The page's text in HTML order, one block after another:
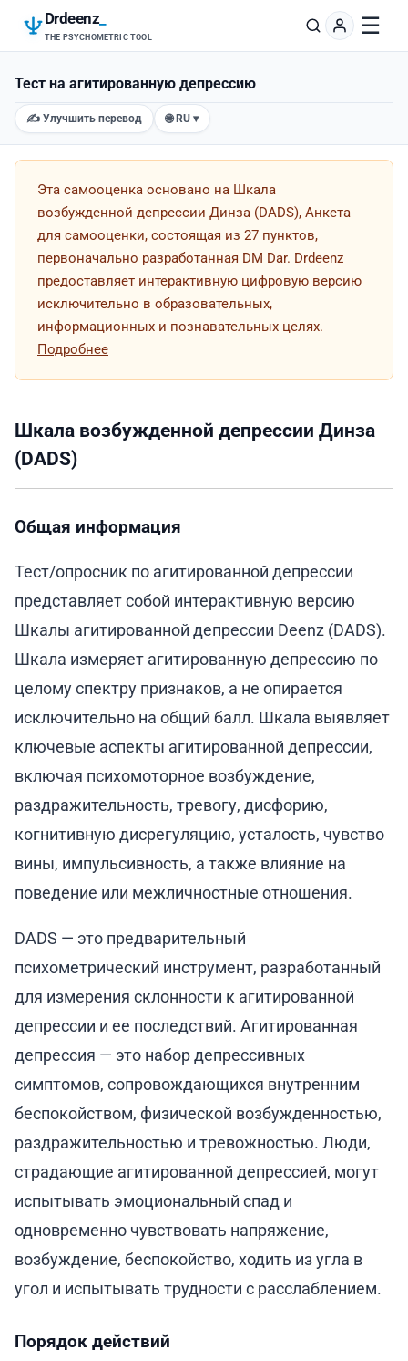
Drdeenz
THE PSYCHOMETRIC TOOL ☰
Тест на агитированную депрессию
✍️ Улучшить перевод 🌐 RU ▾
Эта самооценка основано на Шкала
возбужденной депрессии Динза (DADS), Анкета
для самооценки, состоящая из 27 пунктов,
первоначально разработанная DM Dar. Drdeenz
предоставляет интерактивную цифровую версию
исключительно в образовательных,
информационных и познавательных целях.
Подробнее
Шкала возбужденной депрессии Динза
(DADS)
Общая информация
Тест/опросник по агитированной депрессии
представляет собой интерактивную версию
Шкалы агитированной депрессии Deenz (DADS).
Шкала измеряет агитированную депрессию по
целому спектру признаков, а не опирается
исключительно на общий балл. Шкала выявляет
ключевые аспекты агитированной депрессии,
включая психомоторное возбуждение,
раздражительность, тревогу, дисфорию,
когнитивную дисрегуляцию, усталость, чувство
вины, импульсивность, а также влияние на
поведение или межличностные отношения.
DADS — это предварительный
психометрический инструмент, разработанный
для измерения склонности к агитированной
депрессии и ее последствий. Агитированная
депрессия — это набор депрессивных
симптомов, сопровождающихся внутренним
беспокойством, физической возбужденностью,
раздражительностью и тревожностью. Люди,
страдающие агитированной депрессией, могут
испытывать эмоциональный спад и
одновременно чувствовать напряжение,
возбуждение, беспокойство, ходить из угла в
угол и испытывать трудности с расслаблением.
Порядок действий